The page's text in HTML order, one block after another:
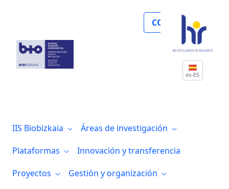
COLABORA
es-ES
IIS Biobizkaia
Áreas de investigación
Plataformas
Innovación y transferencia
Proyectos
Gestión y organización